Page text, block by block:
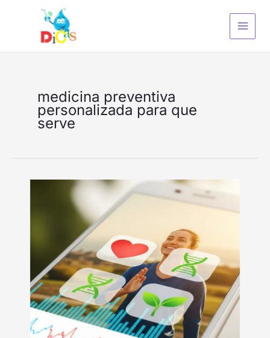
medicina preventiva
personalizada para que
serve
Preventiva
Personalizada
Pode
Transformar
Saúde